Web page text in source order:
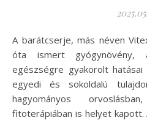
A barátcserje, más néven Vitex agnus-castus, évezredek
óta ismert gyógynövény,
egészségre gyakorolt
egyedi és sokoldalú
hagyományos
fitoterápiában is helyet